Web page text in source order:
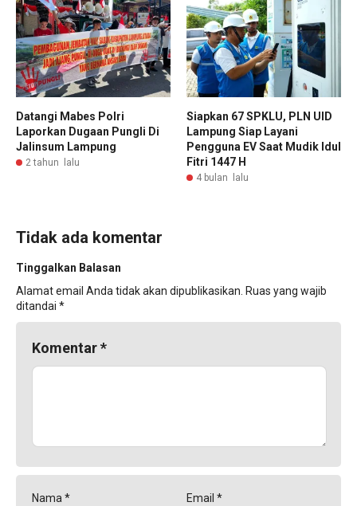
Datangi Mabes Polri
Laporkan Dugaan Pungli Di
Jalinsum Lampung
2 tahun lalu
Siapkan 67 SPKLU, PLN UID
Lampung Siap Layani
Pengguna EV Saat Mudik Idul
Fitri 1447 H
4 bulan lalu
Tidak ada komentar
Tinggalkan Balasan
Alamat email Anda tidak akan dipublikasikan. Ruas yang wajib
ditandai *
Komentar*
Nama * Email *